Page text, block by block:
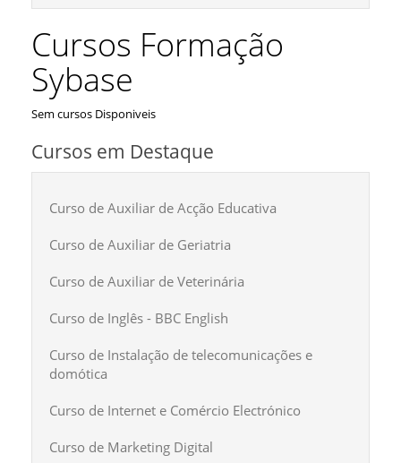
Cursos Formação
Sybase
Sem cursos Disponiveis
Cursos em Destaque
Curso de Auxiliar de Acção Educativa
Curso de Auxiliar de Geriatria
Curso de Auxiliar de Veterinária
Curso de Inglês - BBC English
Curso de Instalação de telecomunicações e
domótica
Curso de Internet e Comércio Electrónico
Curso de Marketing Digital